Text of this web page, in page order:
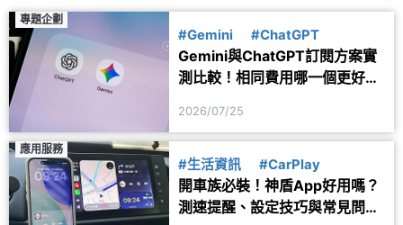
專題企劃
#Gemini #ChatGPT
Gemini與ChatGPT訂閱方案實
測比較！相同費用哪一個更好
2026/07/25
應用服務
#生活資訊 #CarPlay
開車族必裝！神盾App好用嗎？
測速提醒、設定技巧與常見問題